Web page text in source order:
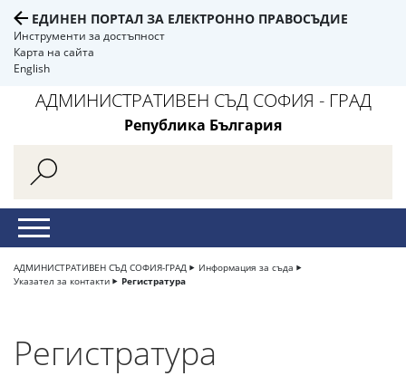
ЕДИНЕН ПОРТАЛ ЗА ЕЛЕКТРОННО ПРАВОСЪДИЕ
Инструменти за достъпност
Карта на сайта
English
АДМИНИСТРАТИВЕН СЪД СОФИЯ - ГРАД
Република България
АДМИНИСТРАТИВЕН СЪД СОФИЯ-ГРАД
Информация за съда
Указател за контакти
Регистратура
Регистратура